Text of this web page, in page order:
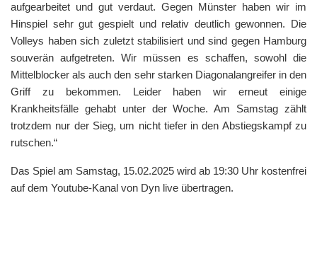
aufgearbeitet und gut verdaut. Gegen Münster haben wir im
Hinspiel sehr gut gespielt und relativ deutlich gewonnen. Die
Volleys haben sich zuletzt stabilisiert und sind gegen Hamburg
souverän aufgetreten. Wir müssen es schaffen, sowohl die
Mittelblocker als auch den sehr starken Diagonalangreifer in den
Griff zu bekommen. Leider haben wir erneut einige
Krankheitsfälle gehabt unter der Woche. Am Samstag zählt
trotzdem nur der Sieg, um nicht tiefer in den Abstiegskampf zu
rutschen.“
Das Spiel am Samstag, 15.02.2025 wird ab 19:30 Uhr kostenfrei
auf dem Youtube-Kanal von Dyn live übertragen.